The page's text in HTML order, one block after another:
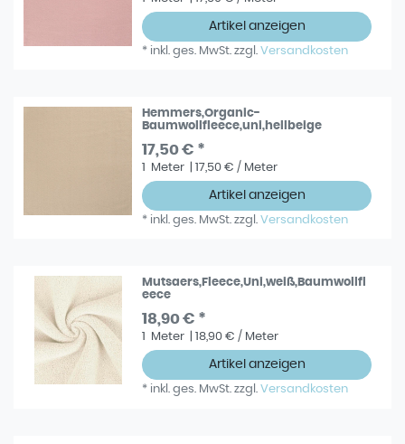
Artikel anzeigen
* inkl. ges. MwSt. zzgl.Versandkosten
Hemmers,Organic-
Baumwollfleece,uni,hellbeige
17,50 € *
1 Meter | 17,50 € / Meter
Artikel anzeigen
* inkl. ges. MwSt. zzgl.Versandkosten
Mutsaers,Fleece,Uni,weiß,Baumwollfl
eece
18,90 € *
1 Meter | 18,90 € / Meter
Artikel anzeigen
* inkl. ges. MwSt. zzgl.Versandkosten